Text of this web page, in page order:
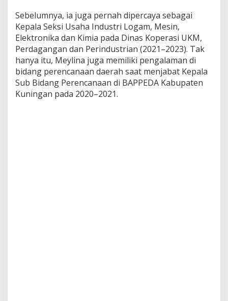
Sebelumnya, ia juga pernah dipercaya sebagai
Kepala Seksi Usaha Industri Logam, Mesin,
Elektronika dan Kimia pada Dinas Koperasi UKM,
Perdagangan dan Perindustrian (2021–2023). Tak
hanya itu, Meylina juga memiliki pengalaman di
bidang perencanaan daerah saat menjabat Kepala
Sub Bidang Perencanaan di BAPPEDA Kabupaten
Kuningan pada 2020–2021.